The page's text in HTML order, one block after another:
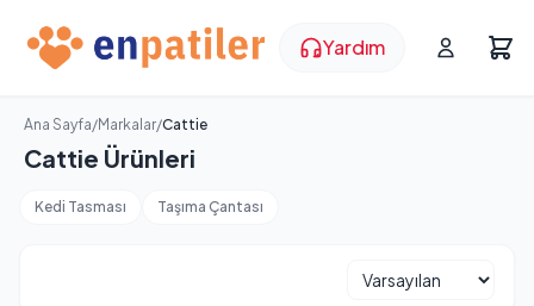
Yardım
Ana Sayfa/Markalar/Cattie
Cattie Ürünleri
Kedi Tasması Taşıma Çantası